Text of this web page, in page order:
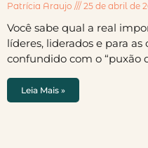
Patrícia Araujo 25 de abril de
Você sabe qual a real
líderes, liderados e para
confundido com o “puxão
Leia Mais »